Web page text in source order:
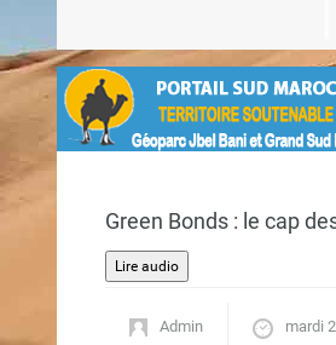
Green Bonds : le cap
Admin mardi